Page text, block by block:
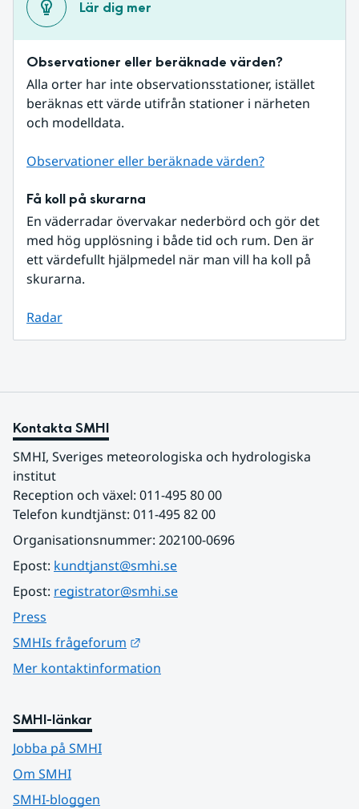
Lär dig mer
Observationer eller beräknade värden?
Alla orter har inte observationsstationer, istället
beräknas ett värde utifrån stationer i närheten
och modelldata.
Observationer eller beräknade värden?
Få koll på skurarna
En väderradar övervakar nederbörd och gör det
med hög upplösning i både tid och rum. Den är
ett värdefullt hjälpmedel när man vill ha koll på
skurarna.
Radar
Kontakta SMHI
SMHI, Sveriges meteorologiska och hydrologiska
institut
Reception och växel: 011-495 80 00
Telefon kundtjänst: 011-495 82 00
Organisationsnummer: 202100-0696
Epost: kundtjanst@smhi.se
Epost: registrator@smhi.se
Press
SMHIs frågeforum
Mer kontaktinformation
SMHI-länkar
Jobba på SMHI
Om SMHI
SMHI-bloggen